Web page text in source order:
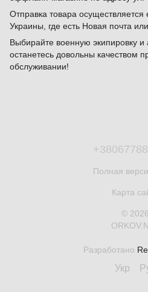
Отправка товара
Украины, где есть Новая почта или
Выбирайте военную экипировку и
останетесь довольны качеством
обслуживании!
Полная
Карта
© 2026
Разработано
Укр